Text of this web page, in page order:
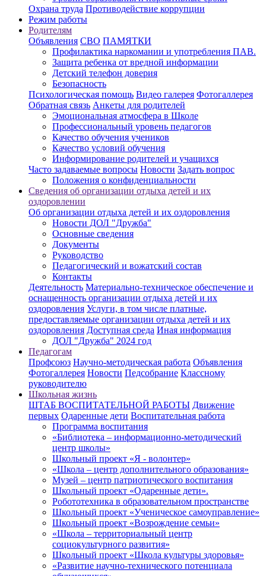
Охрана труда Противодействие коррупции
Режим работы
Родителям
Объявления СВО ПАМЯТКИ
Профилактика наркомании и употребления ПАВ.
Защита ребенка от вредной информации
Детский телефон доверия
Безопасность
Психологическая помощь Видео галерея Фотогаллерея
Обратная связь Анкеты для родителей
Эмоциональная атмосфера в Школе
Профессиональный уровень педагогов
Качество обучения учеников
Качество условий обучения
Информирование родителей и учащихся
Часто задаваемые вопросы Новости Задать вопрос
Положения о конфиденциальности
Сведения об организации отдыха детей и их
оздоровлении
Об организации отдыха детей и их оздоровления
Новости ДОЛ "Дружба"
Основные сведения
Документы
Руководство
Педагогический и вожатский состав
Контакты
Деятельность Материально-техническое обеспечение и
оснащенность организации отдыха детей и их
оздоровления Услуги, в том числе платные,
предоставляемые организации отдыха детей и их
оздоровления Доступная среда Иная информация
ДОЛ "Дружба" 2024 год
Педагогам
Профсоюз Научно-методическая работа Объявления
Фотогаллерея Новости Педсобрание Классному
руководителю
Школьная жизнь
ШТАБ ВОСПИТАТЕЛЬНОЙ РАБОТЫ Движение
первых Одаренные дети Воспитательная работа
Программа воспитания
«Библиотека – информационно-методический
центр школы»
Школьный проект «Я - волонтер»
«Школа – центр дополнительного образования»
Музей – центр патриотического воспитания
Школьный проект «Одаренные дети».
Робототехника в образовательном пространстве
Школьный проект «Ученическое самоуправление»
Школьный проект «Возрождение семьи»
«Школа – территориальный центр
социокультурного развития»
Школьный проект «Школа культуры здоровья»
«Развитие научно-технического потенциала